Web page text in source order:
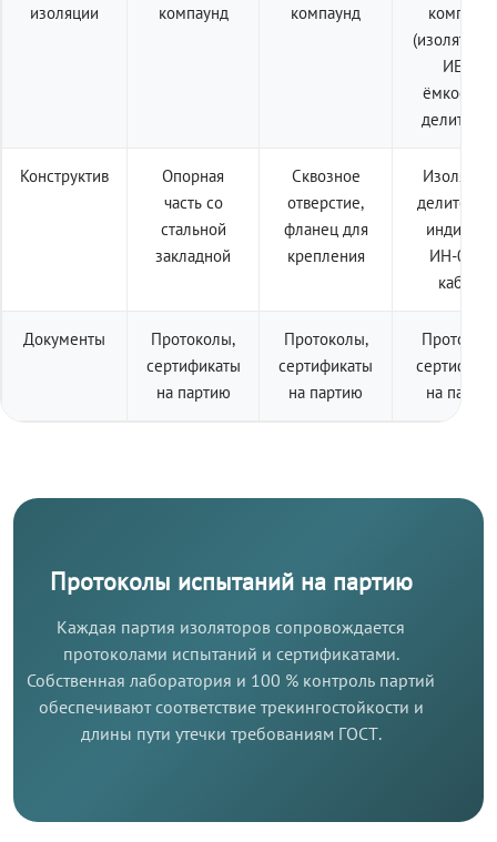
изоляции
компаунд
компаунд
компаунд
(изолятор
ИЕп с
Конструктив
Опорная
часть со
стальной
закладной
Сквозное
отверстие,
фланец для
крепления
Изолятор
ИН-001 +
кабель
Документы
Протоколы,
сертификаты
на партию
Протоколы,
сертификаты
на партию
на
Протоколы испытаний на партию
Каждая партия изоляторов сопровождается
протоколами испытаний и сертификатами.
Собственная лаборатория и 100 % контроль партий
обеспечивают соответствие трекингостойкости и
длины пути утечки требованиям ГОСТ.